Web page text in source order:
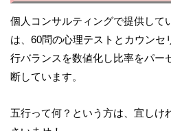
個人コンサルティングで提供して
は、60問の心理テストとカウンセ
行バランスを数値化し比率をパー
断しています。
五行って何？という方は、宜しけ